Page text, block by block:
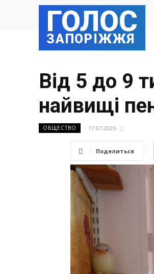
ГОЛОС
ЗАПОРІЖЖЯ
Від 5 до 9
найвищі
ОБЩЕСТВО 17.07.2025
Поделиться